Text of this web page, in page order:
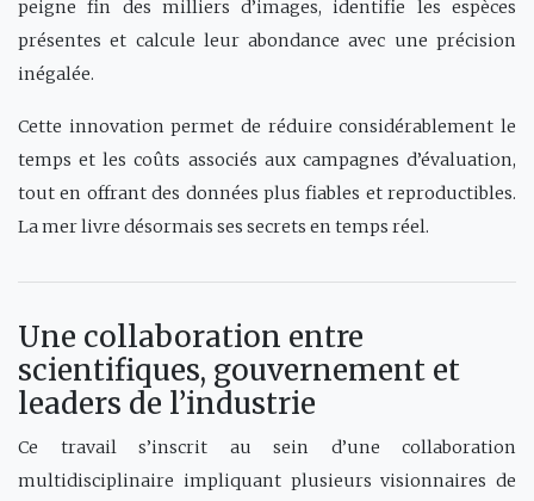
peigne fin des milliers d’images, identifie les espèces
présentes et calcule leur abondance avec une précision
inégalée.
Cette innovation permet de réduire considérablement le
temps et les coûts associés aux campagnes d’évaluation,
tout en offrant des données plus fiables et reproductibles.
La mer livre désormais ses secrets en temps réel.
Une collaboration entre
scientifiques, gouvernement et
leaders de l’industrie
Ce travail s’inscrit au sein d’une collaboration
multidisciplinaire impliquant plusieurs visionnaires de